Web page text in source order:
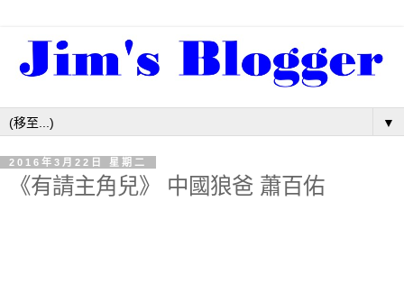
▼
2016年3月22日 星期二
《有請主角兒》 中國狼爸 蕭百佑